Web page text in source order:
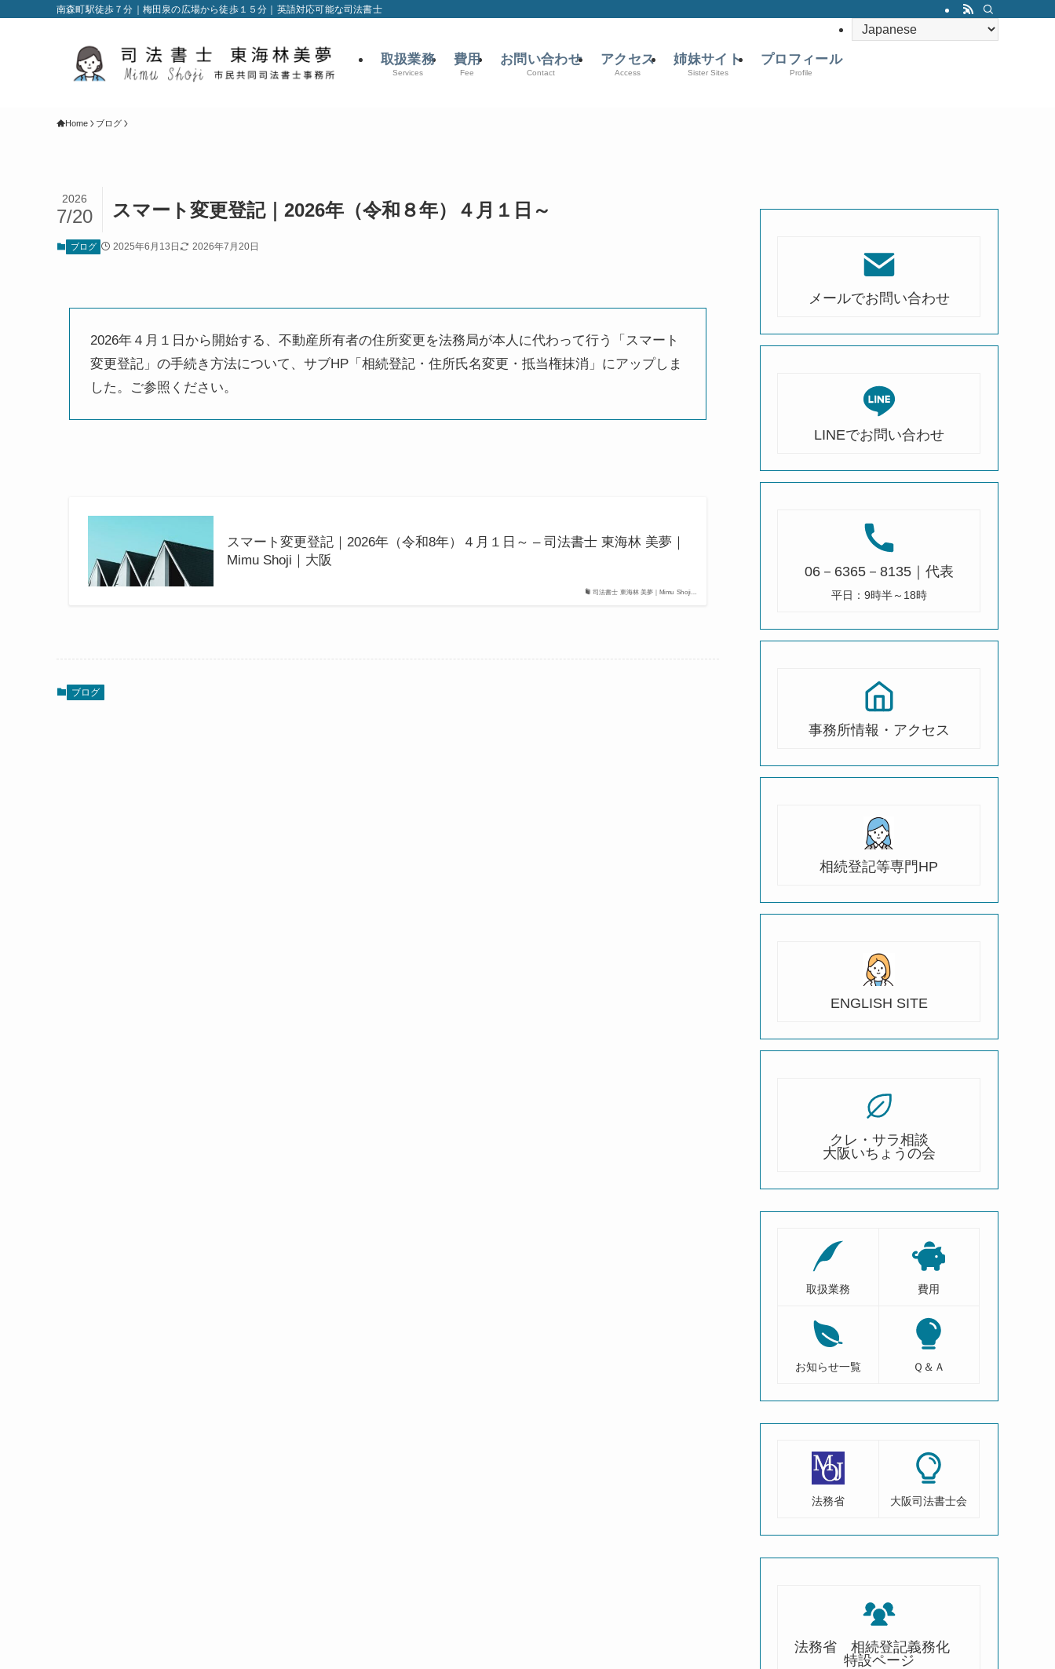
南森町駅徒歩７分｜梅田泉の広場から徒歩１５分｜英語対応可能な司法書士
取扱業務
Services
費用
Fee
お問い合わせ
Contact
アクセス
Access
姉妹サイト
Sister Sites
プロフィール
Profile
Home ブログ
スマート変更登記｜2026年（令和８年）４月１日～
2026
7/20
ブログ 2025年6月13日 2026年7月20日
2026年４月１日から開始する、不動産所有者の住所変更を法務局が本人に代わって行う「スマート
変更登記」の手続き方法について、サブHP「相続登記・住所氏名変更・抵当権抹消」にアップしま
した。ご参照ください。
司法書士 東海林 美夢｜Mimu Shoji…
スマート変更登記｜2026年（令和8年）４月１日～ – 司法書士 東海林 美夢｜
Mimu Shoji｜大阪
ブログ
メールでお問い合わせ
LINEでお問い合わせ
06－6365－8135｜代表
平日：9時半～18時
事務所情報・アクセス
相続登記等専門HP
ENGLISH SITE
クレ・サラ相談
大阪いちょうの会
取扱業務 費用
お知らせ一覧 Ｑ＆Ａ
法務省 大阪司法書士会
法務省 相続登記義務化
特設ページ